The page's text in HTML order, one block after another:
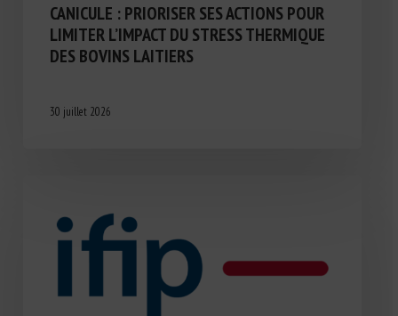
CANICULE : PRIORISER SES ACTIONS POUR
LIMITER L’IMPACT DU STRESS THERMIQUE
DES BOVINS LAITIERS
30 juillet 2026